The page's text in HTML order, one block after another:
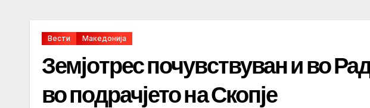
Вести Македонија
Земјотрес почувствуван и во
во подрачјето на Скопје